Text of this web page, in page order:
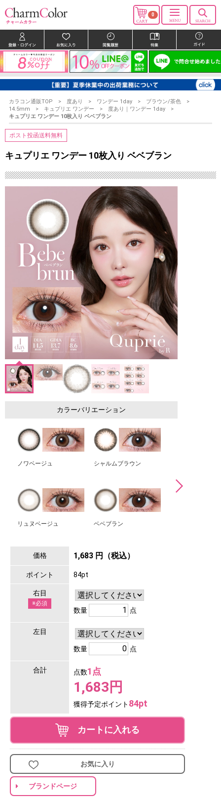
0
カラコン通販TOP 度あり ワンデー 1day
ブラウン/茶色
14.5mm
キュプリエ ワンデー
度あり｜ワンデー 1day
キュプリエ ワンデー 10枚入り ベベブラン
ポスト投函送料無料
キュプリエ ワンデー 10枚入り ベベブラン
カラーバリエーション
ノワベージュ シャルムブラウン
リュヌベージュ ベベブラン
価格 1,683 円（税込）
ポイント 84pt
右目
※必須
数量 点
左目
数量 点
合計 点数1点
1,683円
獲得予定ポイント 84pt
カートに入れる
お気に入り
ブランドページ